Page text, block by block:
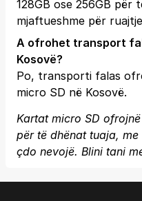
128GB ose 256GB për
mjaftueshme për
A ofrohet transport
Kosovë?
Po, transporti falas
micro SD në Kosovë.
Kartat micro SD
për të dhënat tuaja,
çdo nevojë. Blini tani